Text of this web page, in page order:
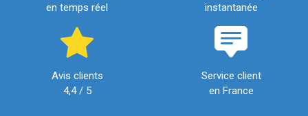
en temps réel
instantanée
Avis clients
4,4 / 5
Service client
en France